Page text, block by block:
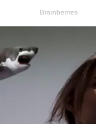
Brainberries